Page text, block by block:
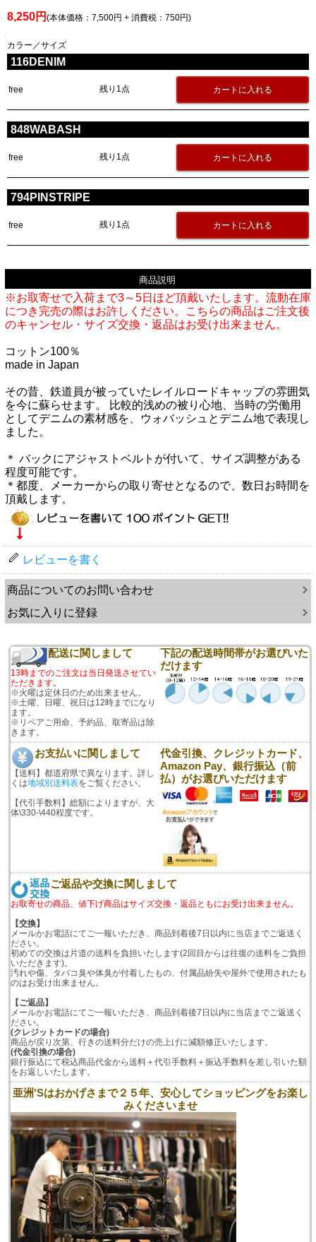
8,250円 (本体価格：7,500円 + 消費税：750円)
カラー／サイズ
116DENIM
free 残り1点
848WABASH
free 残り1点
794PINSTRIPE
free 残り1点
商品説明
※お取寄せで入荷まで3～5日ほど頂戴いたします。流動在庫
につき完売の際はお許しください。こちらの商品はご注文後
のキャンセル・サイズ交換・返品はお受け出来ません。
コットン100％
made in Japan
その昔、鉄道員が被っていたレイルロードキャップの雰囲気
を今に蘇らせます。 比較的浅めの被り心地、当時の労働用
としてデニムの素材感を、ウォバッシュとデニム地で表現し
ました。
＊ バックにアジャストベルトが付いて、サイズ調整がある
程度可能です。
＊都度、メーカーからの取り寄せとなるので、数日お時間を
頂戴します。
レビューを書く
商品についてのお問い合わせ
お気に入りに登録
配送に関しまして
13時までのご注文は当日発送させてい
ただきます。
※火曜は定休日のため出来ません。
※土曜、日曜、祝日は12時までになり
ます。
※リペアご用命、予約品、取寄品は除
きます。
下記の配送時間帯がお選びいた
だけます
お支払いに関しまして
【送料】都道府県で異なります。詳し
くは地域別送料表をご覧ください。
【代引手数料】総額によりますが、大
体\330-\440程度です。
代金引換、クレジットカード、
Amazon Pay、銀行振込（前
払）がお選びいただけます
ご返品や交換に関しまして
お取寄せの商品、値下げ商品はサイズ交換・返品ともにお受け出来ません。
【交換】
メールかお電話にてご一報いただき、商品到着後7日以内に当店までご返送く
ださい。
初めての交換は片道の送料を負担いたします(2回目からは往復の送料をご負担
いただきます)。
汚れや傷、タバコ臭や体臭が付着したもの、付属品紛失や屋外で使用されたも
のはお受け出来ません。
【ご返品】
メールかお電話にてご一報いただき、商品到着後7日以内に当店までご返送く
ださい。
(クレジットカードの場合)
商品が戻り次第、行きの送料分だけの売上げに減額修正いたします。
(代金引換の場合)
銀行振込にて税込商品代金から送料＋代引手数料＋振込手数料を差し引いた額
をお返しいたします。
亜洲'Sはおかげさまで２５年、安心してショッピングをお楽し
みくださいませ